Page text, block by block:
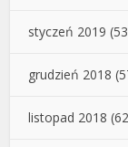
styczeń 2019
grudzień 2018
listopad 2018